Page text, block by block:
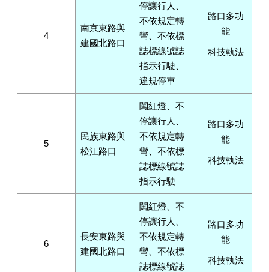
4
南京東路與
建國北路口
停讓行人、
不依規定轉
彎、不依標
誌標線號誌
指示行駛、
違規停車
路口多功
能
科技執法
5
民族東路與
松江路口
闖紅燈、不
停讓行人、
不依規定轉
彎、不依標
誌標線號誌
指示行駛
路口多功
能
科技執法
6
長安東路與
建國北路口
闖紅燈、不
停讓行人、
不依規定轉
彎、不依標
誌標線號誌
路口多功
能
科技執法